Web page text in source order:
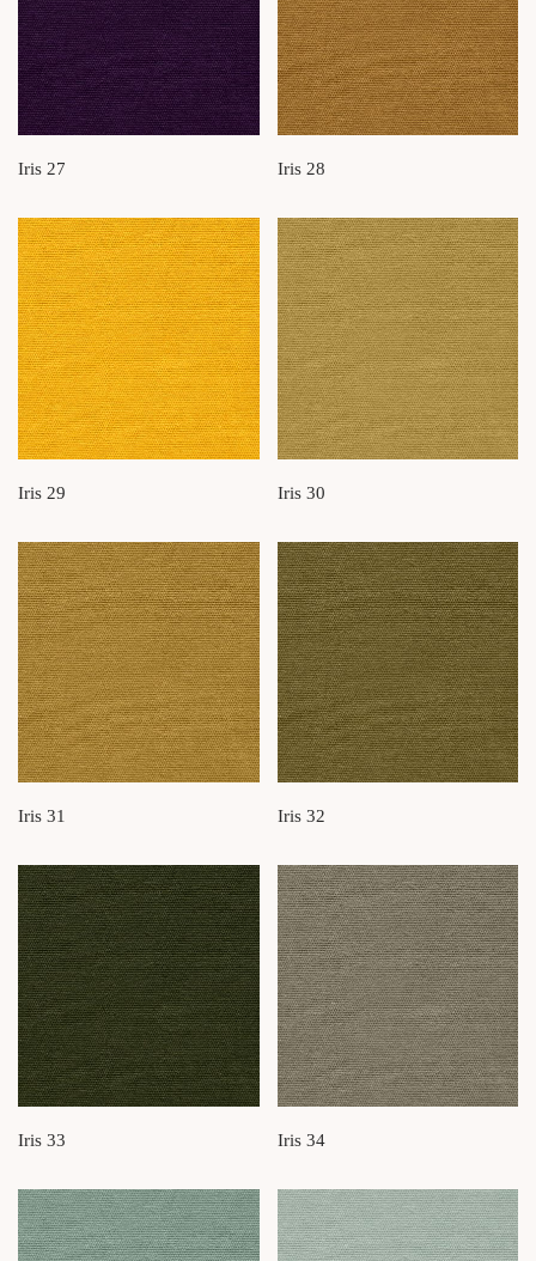
Iris 27 Iris 28
Iris 29 Iris 30
Iris 31 Iris 32
Iris 33 Iris 34